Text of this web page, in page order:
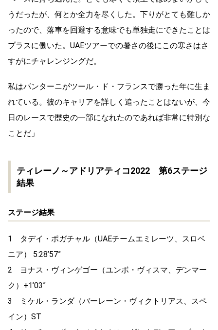
うだったが、何とか全力を尽くした。下りがとても難しか
ったので、落車を回避する意味でも単独走にできたことは
プラスに働いた。 UAEツアーでの暑さの後にこの寒さはさ
すがにチャレンジングだ。
私はパンターニがツール・ド・フランスで勝った年に生ま
れている。彼のキャリアを詳しく追ったことはないが、今
日のレースで歴史の一部になれたのであれば非常に特別な
ことだ」
ティレーノ～アドリアティコ2022 第6ステージ
結果
ステージ結果
1 タデイ・ポガチャル（UAEチームエミレーツ、スロベ
ニア）
5:28’57”
2 ヨナス・ヴィンゲゴー（ユンボ・ヴィスマ、デンマー
ク） +1’03”
3
ミケル・ランダ（バーレーン・ヴィクトリアス、スペ
イン） ST